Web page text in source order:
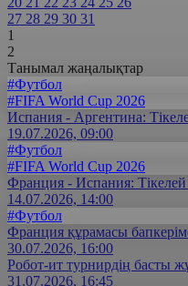
27 28 29 30 31
1
2
Танымал жаңалықтар
#Футбол
#FIFA World Cup 2026
Испания - Аргентина:
19.07.2026, 09:00
#Футбол
#FIFA World Cup 2026
Франция - Испания:
14.07.2026, 14:00
#Футбол
Франция құрамасы
30.07.2026, 16:00
Робот-ит турнирдің басты
31.07.2026, 16:45